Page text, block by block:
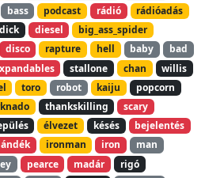
bass podcast rádió
rádióadás
diesel
big_ass_spider
disco rapture hell baby
bad
stallone chan
willis
toro robot kaiju
popcorn
thankskilling
scary
élvezet késés
bejelentés
ironman iron
man
pearce madár
rigó